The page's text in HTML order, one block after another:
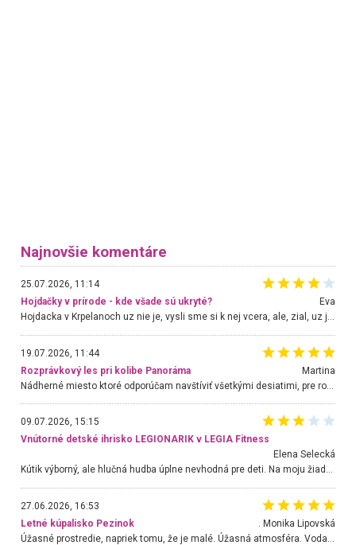
Najnovšie komentáre
25.07.2026, 11:14
Hojdačky v prírode - kde všade sú ukryté?
Eva
Hojdacka v Krpelanoch uz nie je, vysli sme si k nej vcera, ale, zial, uz je znicena. Ak sem planujete cestu len kvoli hojdacke, mozete si ju usetrit. Krasny vyhlad je tu vsak aj bez hojdacky :-)
19.07.2026, 11:44
Rozprávkový les pri kolibe Panoráma
Martina
Nádherné miesto ktoré odporúčam navštíviť všetkými desiatimi, pre rodiny s deťmi, dôchodcom... Proste a jednoducho ozaj rozprávkový les.. určite ešte prídeme. Odniesli sme si na pamiatku krásne tričká,
09.07.2026, 15:15
Vnútorné detské ihrisko LEGIONARIK v LEGIA Fitness
Elena Selecká
Kútik výborný, ale hlučná hudba úplne nevhodná pre deti. Na moju žiadosť o aspoň sušenie nereagovali.
27.06.2026, 16:53
Letné kúpalisko Pezinok
. Monika Lipovská
Úžasné prostredie, napriek tomu, že je malé. Úžasná atmosféra. Voda fantastická a nádherná. Ľudí je pomerne veľa, ale su mili a ohľaduplní. Je veľmi zaujímavé sledovať, ako dokážu spolu športovať cudzí ľudia a bez ohľadu na vek. Vládne tu pohoda. Vnuka neviem dostať z vody. Ďakujem za krásny deň . Urcite sa sem vrátim. Jediný problém je s parkovaním, ale aj ten sa mi podarilo vyriešiť. Monika Bratislava